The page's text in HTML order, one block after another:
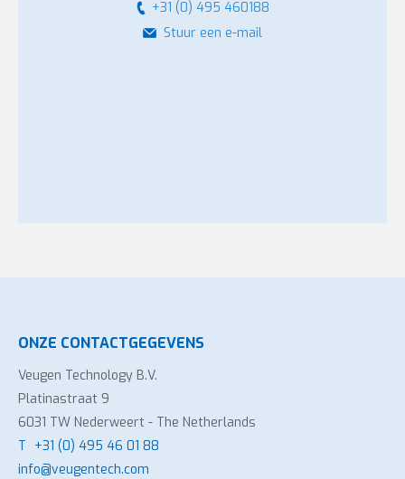
+31 (0) 495 460188
Stuur een e-mail
ONZE CONTACTGEGEVENS
Veugen Technology B.V.
Platinastraat 9
6031 TW Nederweert - The Netherlands
T +31 (0) 495 46 01 88
info@veugentech.com